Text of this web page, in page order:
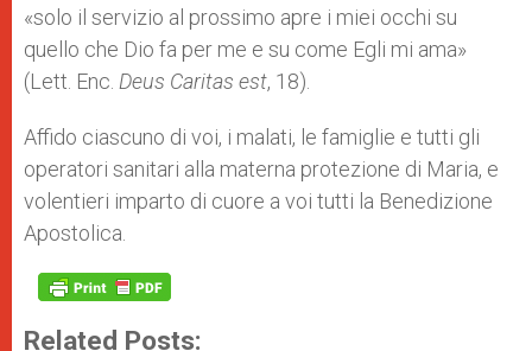
«solo il servizio al prossimo apre i miei occhi su
quello che Dio fa per me e su come Egli mi ama»
(Lett. Enc. Deus Caritas est, 18).
Affido ciascuno di voi, i malati, le famiglie e tutti gli
operatori sanitari alla materna protezione di Maria, e
volentieri imparto di cuore a voi tutti la Benedizione
Apostolica.
Related Posts: